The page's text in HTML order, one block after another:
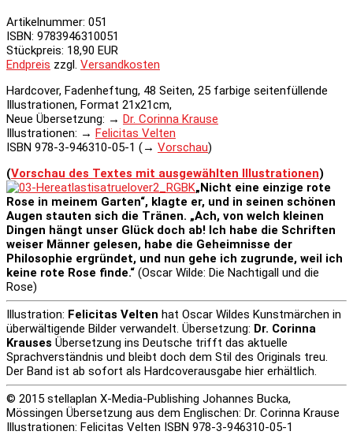
Artikelnummer: 051
ISBN: 9783946310051
Stückpreis: 18,90 EUR
Endpreis zzgl. Versandkosten
Hardcover, Fadenheftung, 48 Seiten, 25 farbige seitenfüllende
Illustrationen, Format 21x21cm,
Neue Übersetzung: → Dr. Corinna Krause
Illustrationen: → Felicitas Velten
ISBN 978-3-946310-05-1 (→ Vorschau)
(Vorschau des Textes mit ausgewählten Illustrationen)
„Nicht eine einzige rote
Rose in meinem Garten“, klagte er, und in seinen schönen
Augen stauten sich die Tränen. „Ach, von welch kleinen
Dingen hängt unser Glück doch ab! Ich habe die Schriften
weiser Männer gelesen, habe die Geheimnisse der
Philosophie ergründet, und nun gehe ich zugrunde, weil ich
keine rote Rose finde.“ (Oscar Wilde: Die Nachtigall und die
Rose)
Illustration: Felicitas Velten hat Oscar Wildes Kunstmärchen in
überwältigende Bilder verwandelt. Übersetzung: Dr. Corinna
Krauses Übersetzung ins Deutsche trifft das aktuelle
Sprachverständnis und bleibt doch dem Stil des Originals treu.
Der Band ist ab sofort als Hardcoverausgabe hier erhältlich.
© 2015 stellaplan X-Media-Publishing Johannes Bucka,
Mössingen Übersetzung aus dem Englischen: Dr. Corinna Krause
Illustrationen: Felicitas Velten ISBN 978-3-946310-05-1